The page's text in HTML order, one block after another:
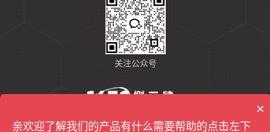
关注公众号
友情链接： 反无人机设备
×
亲欢迎了解我们的产品有什么需要帮助的点击左下